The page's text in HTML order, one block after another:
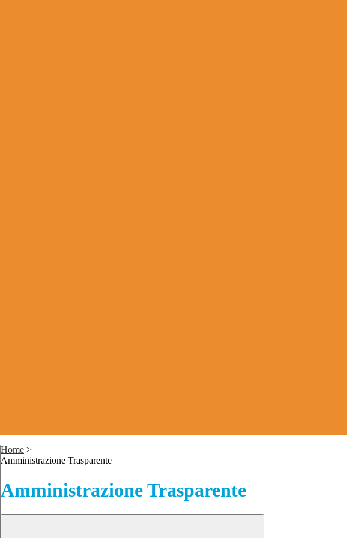
Home >
Amministrazione Trasparente
Amministrazione Trasparente